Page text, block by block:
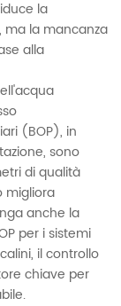
la
ma la mancanza
alla
(BOP), in
sono
di qualità
migliora
anche la
per i sistemi
il controllo
chiave per